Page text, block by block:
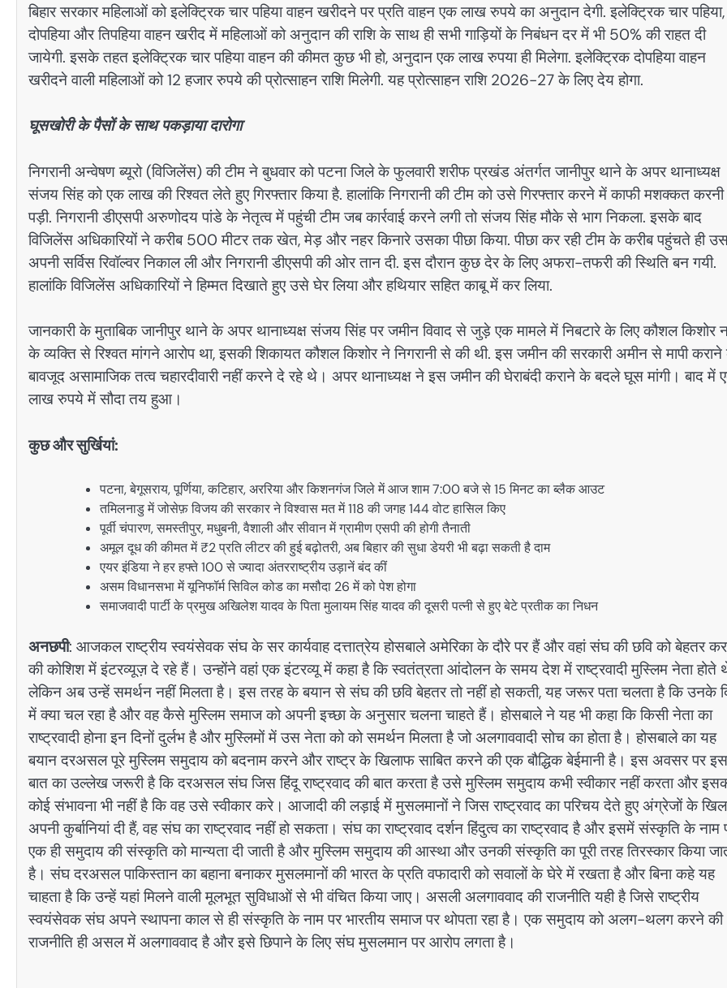
बिहार सरकार महिलाओं को इलेक्ट्रिक चार पहिया वाहन खरीदने पर प्रति वाहन एक लाख रुपये का अनुदान देगी. इलेक्ट्रिक चार पहिया,
दोपहिया और तिपहिया वाहन खरीद में महिलाओं को अनुदान की राशि के साथ ही सभी गाड़ियों के निबंधन दर में भी 50% की राहत दी
जायेगी. इसके तहत इलेक्ट्रिक चार पहिया वाहन की कीमत कुछ भी हो, अनुदान एक लाख रुपया ही मिलेगा. इलेक्ट्रिक दोपहिया वाहन
खरीदने वाली महिलाओं को 12 हजार रुपये की प्रोत्साहन राशि मिलेगी. यह प्रोत्साहन राशि 2026-27 के लिए देय होगा.
घूसखोरी के पैसों के साथ पकड़ाया दारोगा
निगरानी अन्वेषण ब्यूरो (विजिलेंस) की टीम ने बुधवार को पटना जिले के फुलवारी शरीफ प्रखंड अंतर्गत जानीपुर थाने के अपर थानाध्यक्ष
संजय सिंह को एक लाख की रिश्वत लेते हुए गिरफ्तार किया है. हालांकि निगरानी की टीम को उसे गिरफ्तार करने में काफी मशक्कत करनी
पड़ी. निगरानी डीएसपी अरुणोदय पांडे के नेतृत्व में पहुंची टीम जब कार्रवाई करने लगी तो संजय सिंह मौके से भाग निकला. इसके बाद
विजिलेंस अधिकारियों ने करीब 500 मीटर तक खेत, मेड़ और नहर किनारे उसका पीछा किया. पीछा कर रही टीम के करीब पहुंचते ही
अपनी सर्विस रिवॉल्वर निकाल ली और निगरानी डीएसपी की ओर तान दी. इस दौरान कुछ देर के लिए अफरा-तफरी की स्थिति बन गयी.
हालांकि विजिलेंस अधिकारियों ने हिम्मत दिखाते हुए उसे घेर लिया और हथियार सहित काबू में कर लिया.
जानकारी के मुताबिक जानीपुर थाने के अपर थानाध्यक्ष संजय सिंह पर जमीन विवाद से जुड़े एक मामले में निबटारे के लिए कौशल किशोर
के व्यक्ति से रिश्वत मांगने आरोप था, इसकी शिकायत कौशल किशोर ने निगरानी से की थी. इस जमीन की सरकारी अमीन से मापी
बावजूद असामाजिक तत्व चहारदीवारी नहीं करने दे रहे थे। अपर थानाध्यक्ष ने इस जमीन की घेराबंदी कराने के बदले घूस मांगी। बाद में
लाख रुपये में सौदा तय हुआ।
कुछ और सुर्खियां:
पटना, बेगूसराय, पूर्णिया, कटिहार, अररिया और किशनगंज जिले में आज शाम 7:00 बजे से 15 मिनट का ब्लैक आउट
तमिलनाडु में जोसेफ़ विजय की सरकार ने विश्वास मत में 118 की जगह 144 वोट हासिल किए
पूर्वी चंपारण, समस्तीपुर, मधुबनी, वैशाली और सीवान में ग्रामीण एसपी की होगी तैनाती
अमूल दूध की कीमत में ₹2 प्रति लीटर की हुई बढ़ोतरी, अब बिहार की सुधा डेयरी भी बढ़ा सकती है दाम
एयर इंडिया ने हर हफ्ते 100 से ज्यादा अंतरराष्ट्रीय उड़ानें बंद कीं
असम विधानसभा में यूनिफॉर्म सिविल कोड का मसौदा 26 में को पेश होगा
समाजवादी पार्टी के प्रमुख अखिलेश यादव के पिता मुलायम सिंह यादव की दूसरी पत्नी से हुए बेटे प्रतीक का निधन
अनछपी: आजकल राष्ट्रीय स्वयंसेवक संघ के सर कार्यवाह दत्तात्रेय होसबाले अमेरिका के दौरे पर हैं और वहां संघ की छवि को बेहतर
की कोशिश में इंटरव्यूज़ दे रहे हैं। उन्होंने वहां एक इंटरव्यू में कहा है कि स्वतंत्रता आंदोलन के समय देश में राष्ट्रवादी मुस्लिम नेता होते
लेकिन अब उन्हें समर्थन नहीं मिलता है। इस तरह के बयान से संघ की छवि बेहतर तो नहीं हो सकती, यह जरूर पता चलता है कि उनके
में क्या चल रहा है और वह कैसे मुस्लिम समाज को अपनी इच्छा के अनुसार चलना चाहते हैं। होसबाले ने यह भी कहा कि किसी नेता का
राष्ट्रवादी होना इन दिनों दुर्लभ है और मुस्लिमों में उस नेता को को समर्थन मिलता है जो अलगाववादी सोच का होता है। होसबाले का यह
बयान दरअसल पूरे मुस्लिम समुदाय को बदनाम करने और राष्ट्र के खिलाफ साबित करने की एक बौद्धिक बेईमानी है। इस अवसर पर इस
बात का उल्लेख जरूरी है कि दरअसल संघ जिस हिंदू राष्ट्रवाद की बात करता है उसे मुस्लिम समुदाय कभी स्वीकार नहीं करता और
कोई संभावना भी नहीं है कि वह उसे स्वीकार करे। आजादी की लड़ाई में मुसलमानों ने जिस राष्ट्रवाद का परिचय देते हुए अंग्रेजों के
अपनी कुर्बानियां दी हैं, वह संघ का राष्ट्रवाद नहीं हो सकता। संघ का राष्ट्रवाद दर्शन हिंदुत्व का राष्ट्रवाद है और इसमें संस्कृति के नाम
एक ही समुदाय की संस्कृति को मान्यता दी जाती है और मुस्लिम समुदाय की आस्था और उनकी संस्कृति का पूरी तरह तिरस्कार किया
है। संघ दरअसल पाकिस्तान का बहाना बनाकर मुसलमानों की भारत के प्रति वफादारी को सवालों के घेरे में रखता है और बिना कहे यह
चाहता है कि उन्हें यहां मिलने वाली मूलभूत सुविधाओं से भी वंचित किया जाए। असली अलगाववाद की राजनीति यही है जिसे राष्ट्रीय
स्वयंसेवक संघ अपने स्थापना काल से ही संस्कृति के नाम पर भारतीय समाज पर थोपता रहा है। एक समुदाय को अलग-थलग करने की
राजनीति ही असल में अलगाववाद है और इसे छिपाने के लिए संघ मुसलमान पर आरोप लगता है।